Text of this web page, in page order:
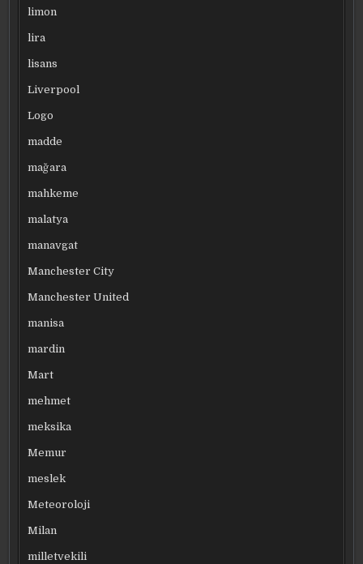
limon
lira
lisans
Liverpool
Logo
madde
mağara
mahkeme
malatya
manavgat
Manchester City
Manchester United
manisa
mardin
Mart
mehmet
meksika
Memur
meslek
Meteoroloji
Milan
milletvekili